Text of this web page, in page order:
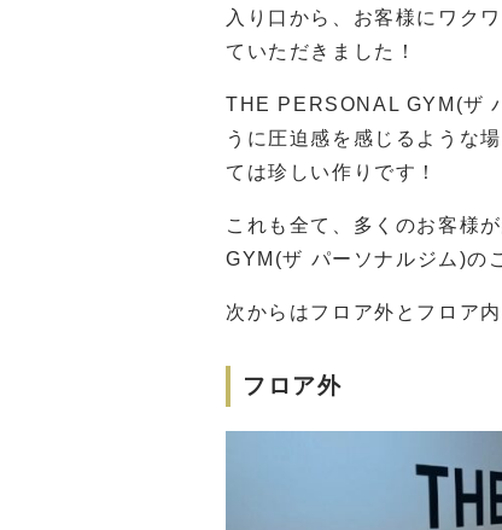
入り口から、お客様にワク
ていただきました！
THE PERSONAL GYM(ザ
うに圧迫感を感じるような場
ては珍しい作りです！
これも全て、多くのお客様が
GYM(ザ パーソナルジム)の
次からはフロア外とフロア
フロア外